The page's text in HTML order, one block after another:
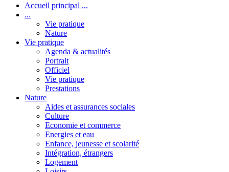
Accueil principal ...
...
Vie pratique
Nature
Vie pratique
Agenda & actualités
Portrait
Officiel
Vie pratique
Prestations
Nature
Aides et assurances sociales
Culture
Economie et commerce
Energies et eau
Enfance, jeunesse et scolarité
Intégration, étrangers
Logement